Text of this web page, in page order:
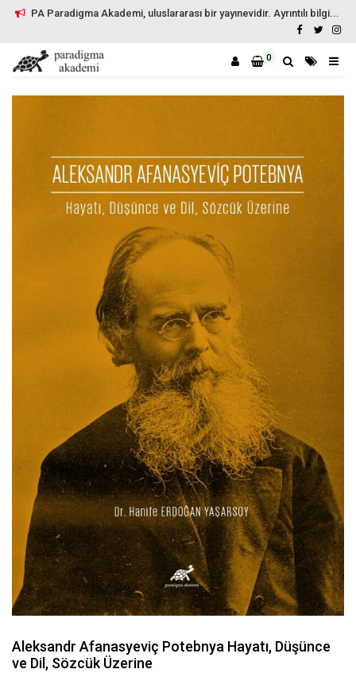
PA Paradigma Akademi, uluslararası bir yayınevidir. Ayrıntılı bilgi...
0
Aleksandr Afanasyeviç Potebnya Hayatı, Düşünce
ve Dil, Sözcük Üzerine